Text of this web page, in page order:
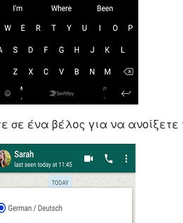
σε ένα βέλος για να